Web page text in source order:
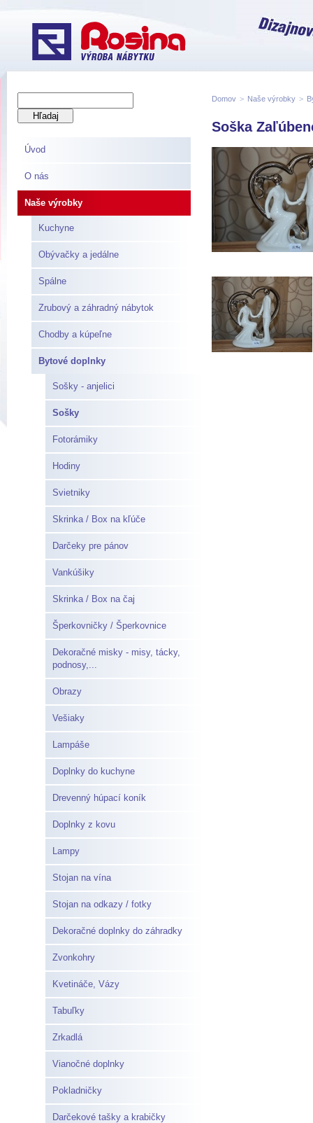
Úvod
O nás
Naše výrobky
Kuchyne
Obývačky a jedálne
Spálne
Zrubový a záhradný nábytok
Chodby a kúpeľne
Bytové doplnky
Sošky - anjelici
Sošky
Fotorámiky
Hodiny
Svietniky
Skrinka / Box na kľúče
Darčeky pre pánov
Vankúšiky
Skrinka / Box na čaj
Šperkovničky / Šperkovnice
Dekoračné misky - misy, tácky,
podnosy,...
Obrazy
Vešiaky
Lampáše
Doplnky do kuchyne
Drevenný húpací koník
Doplnky z kovu
Lampy
Stojan na vína
Stojan na odkazy / fotky
Dekoračné doplnky do záhradky
Zvonkohry
Kvetináče, Vázy
Tabuľky
Zrkadlá
Vianočné doplnky
Pokladničky
Darčekové tašky a krabičky
Domov > Naše výrobky >
Soška